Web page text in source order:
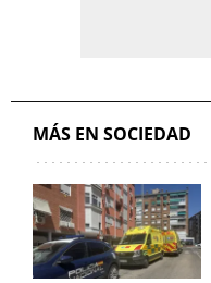
MÁS EN SOCIEDAD